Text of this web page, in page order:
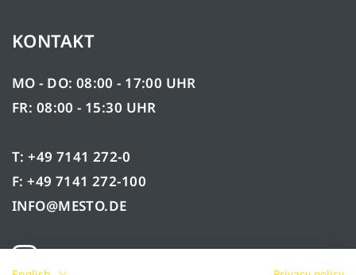
KONTAKT
MO - DO: 08:00 - 17:00 UHR
FR: 08:00 - 15:30 UHR
T: +49 7141 272-0
F: +49 7141 272-100
INFO@MESTO.DE